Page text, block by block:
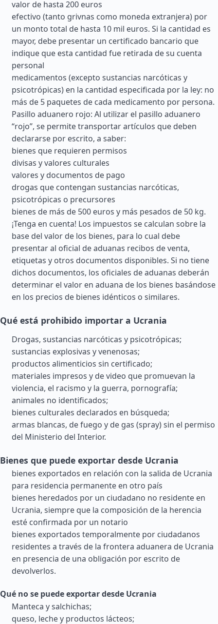
valor de hasta 200 euros
efectivo (tanto grivnas como moneda extranjera) por
un monto total de hasta 10 mil euros. Si la cantidad es
mayor, debe presentar un certificado bancario que
indique que esta cantidad fue retirada de su cuenta
personal
medicamentos (excepto sustancias narcóticas y
psicotrópicas) en la cantidad especificada por la ley: no
más de 5 paquetes de cada medicamento por persona.
Pasillo aduanero rojo: Al utilizar el pasillo aduanero
“rojo”, se permite transportar artículos que deben
declararse por escrito, a saber:
bienes que requieren permisos
divisas y valores culturales
valores y documentos de pago
drogas que contengan sustancias narcóticas,
psicotrópicas o precursores
bienes de más de 500 euros y más pesados de 50 kg.
¡Tenga en cuenta! Los impuestos se calculan sobre la
base del valor de los bienes, para lo cual debe
presentar al oficial de aduanas recibos de venta,
etiquetas y otros documentos disponibles. Si no tiene
dichos documentos, los oficiales de aduanas deberán
determinar el valor en aduana de los bienes basándose
en los precios de bienes idénticos o similares.
Qué está prohibido importar a Ucrania
Drogas, sustancias narcóticas y psicotrópicas;
sustancias explosivas y venenosas;
productos alimenticios sin certificado;
materiales impresos y de video que promuevan la
violencia, el racismo y la guerra, pornografía;
animales no identificados;
bienes culturales declarados en búsqueda;
armas blancas, de fuego y de gas (spray) sin el permiso
del Ministerio del Interior.
Bienes que puede exportar desde Ucrania
bienes exportados en relación con la salida de Ucrania
para residencia permanente en otro país
bienes heredados por un ciudadano no residente en
Ucrania, siempre que la composición de la herencia
esté confirmada por un notario
bienes exportados temporalmente por ciudadanos
residentes a través de la frontera aduanera de Ucrania
en presencia de una obligación por escrito de
devolverlos.
Qué no se puede exportar desde Ucrania
Manteca y salchichas;
queso, leche y productos lácteos;